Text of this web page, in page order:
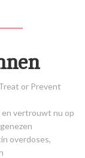
or Prevent
en vertrouwt nu op
overdoses,